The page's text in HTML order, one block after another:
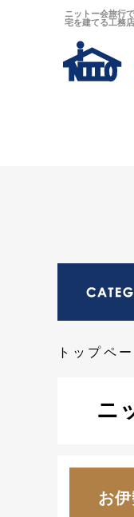
ニットー会旅行
宅を建てる工務店
トップペ
ニ
お